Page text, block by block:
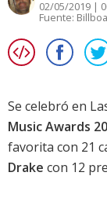
02/05/2019 |
Fuente:
Se celebró en
Music Awards
favorita con 21
Drake con 12